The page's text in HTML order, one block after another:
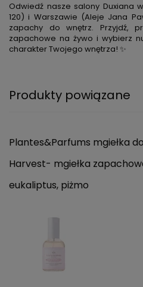
Odwiedź nasze salony Duxiana
120) i Warszawie (Aleje Jana
zapachy do wnętrz. Przyjdź,
zapachowe na żywo i wybierz
charakter Twojego wnętrza! ✨
Produkty powiązane
Plantes&Parfums mgiełka
Harvest- mgiełka
eukaliptus, piżmo